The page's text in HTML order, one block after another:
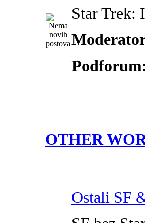
Star Trek:
OTHER
Ostali SF